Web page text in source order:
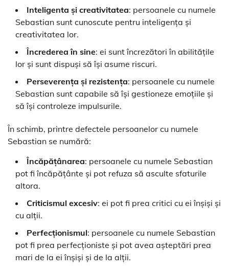
Inteligenta și creativitatea: persoanele cu numele
Sebastian sunt cunoscute pentru inteligența și
creativitatea lor.
Încrederea în sine: ei sunt încrezători în abilitățile
lor și sunt dispuși să își asume riscuri.
Perseverența și rezistența: persoanele cu numele
Sebastian sunt capabile să își gestioneze emoțiile și
să își controleze impulsurile.
În schimb, printre defectele persoanelor cu numele
Sebastian se numără:
Încăpățânarea: persoanele cu numele Sebastian
pot fi încăpățânte și pot refuza să asculte sfaturile
altora.
Criticismul excesiv: ei pot fi prea critici cu ei înșiși și
cu alții.
Perfecționismul: persoanele cu numele Sebastian
pot fi prea perfecționiste și pot avea așteptări prea
mari de la ei înșiși și de la alții.